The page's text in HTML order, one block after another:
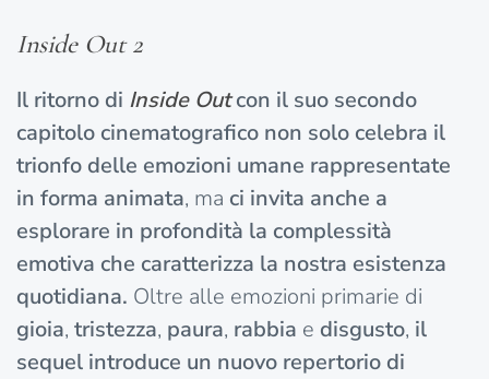
Inside Out 2
Il ritorno di Inside Outcon il suo secondo
capitolo cinematografico non solo celebra il
trionfo delle emozioni umane rappresentate
in forma animata, ma ci invita anche a
esplorare in profondità la complessità
emotiva che caratterizza la nostra esistenza
quotidiana. Oltre alle emozioni primarie di
gioia, tristezza, paura, rabbia e disgusto, il
sequel introduce un nuovo repertorio di